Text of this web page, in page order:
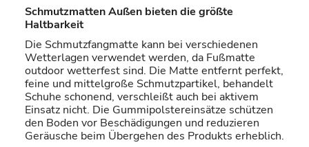
Schmutzmatten Außen bieten die größte
Haltbarkeit
Die Schmutzfangmatte kann bei verschiedenen
Wetterlagen verwendet werden, da Fußmatte
outdoor wetterfest sind. Die Matte entfernt perfekt,
feine und mittelgroße Schmutzpartikel, behandelt
Schuhe schonend, verschleißt auch bei aktivem
Einsatz nicht. Die Gummipolstereinsätze schützen
den Boden vor Beschädigungen und reduzieren
Geräusche beim Übergehen des Produkts erheblich.